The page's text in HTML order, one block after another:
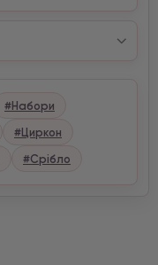
#Набори
#Циркон
#Срібло